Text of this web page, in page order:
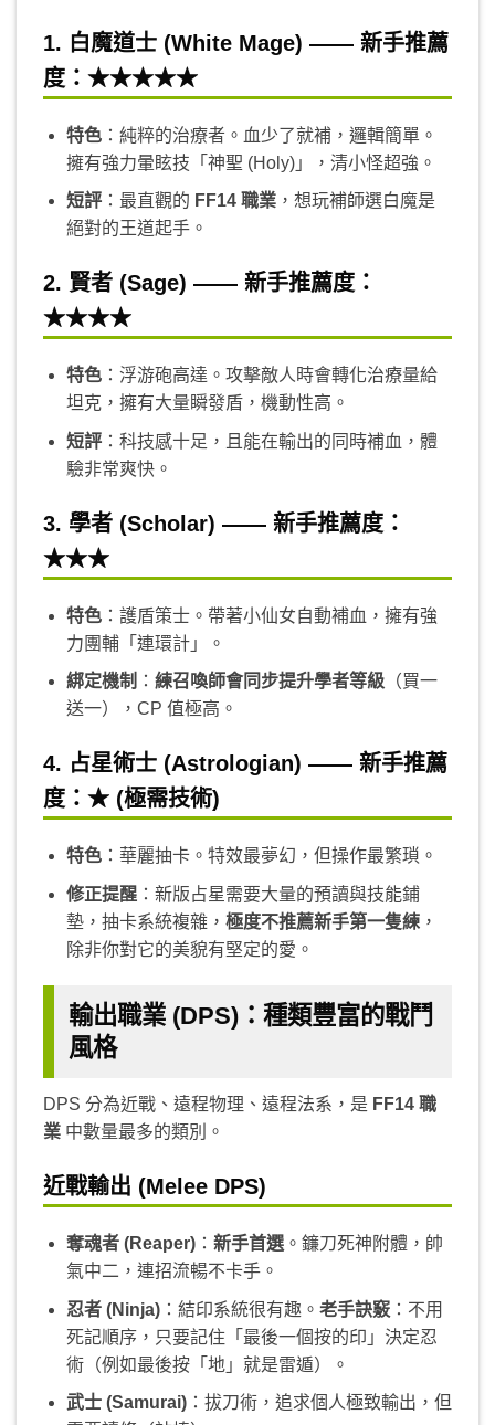
1. 白魔道士 (White Mage) —— 新手推薦
度：★★★★★
特色：純粹的治療者。血少了就補，邏輯簡單。
擁有強力暈眩技「神聖 (Holy)」，清小怪超強。
短評：最直觀的 FF14 職業，想玩補師選白魔是
絕對的王道起手。
2. 賢者 (Sage) —— 新手推薦度：
★★★★
特色：浮游砲高達。攻擊敵人時會轉化治療量給
坦克，擁有大量瞬發盾，機動性高。
短評：科技感十足，且能在輸出的同時補血，體
驗非常爽快。
3. 學者 (Scholar) —— 新手推薦度：
★★★
特色：護盾策士。帶著小仙女自動補血，擁有強
力團輔「連環計」。
綁定機制 ： 練召喚師會同步提升學者等級（買一
送一），CP 值極高。
4. 占星術士 (Astrologian) —— 新手推薦
度：★ (極需技術)
特色：華麗抽卡。特效最夢幻，但操作最繁瑣。
修正提醒：新版占星需要大量的預讀與技能鋪
墊，抽卡系統複雜， 極度不推薦新手第一隻練，
除非你對它的美貌有堅定的愛。
輸出職業 (DPS)：種類豐富的戰鬥
風格
DPS 分為近戰、遠程物理、遠程法系，是 FF14 職
業 中數量最多的類別。
近戰輸出 (Melee DPS)
奪魂者 (Reaper)： 新手首選。鐮刀死神附體，帥
氣中二，連招流暢不卡手。
忍者 (Ninja)：結印系統很有趣。 老手訣竅：不用
死記順序，只要記住「最後一個按的印」決定忍
術（例如最後按「地」就是雷遁）。
武士 (Samurai)：拔刀術，追求個人極致輸出，但